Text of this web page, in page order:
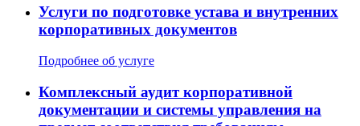
Услуги по подготовке устава и внутренних
корпоративных документов
Подробнее об услуге
Комплексный аудит корпоративной
документации и системы управления на